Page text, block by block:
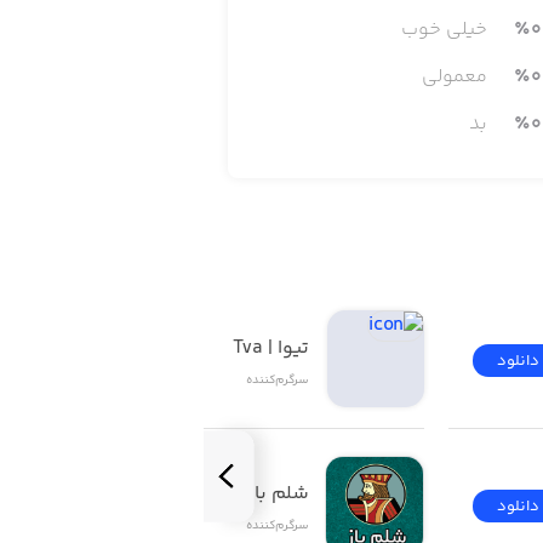
٪0
خیلی خوب
٪0
معمولی
٪0 بد
دانلود
دانلود
تیوا | Tva
سرگرم‌کننده
شلم باز | ShelemBaz
سرگرم‌کننده